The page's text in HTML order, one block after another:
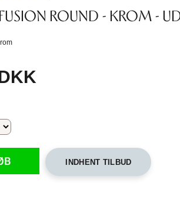
ROUND - KROM -
INDHENT TILBUD